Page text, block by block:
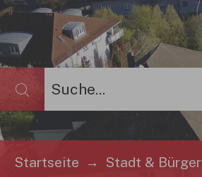
Startseite Stadt & Bürger